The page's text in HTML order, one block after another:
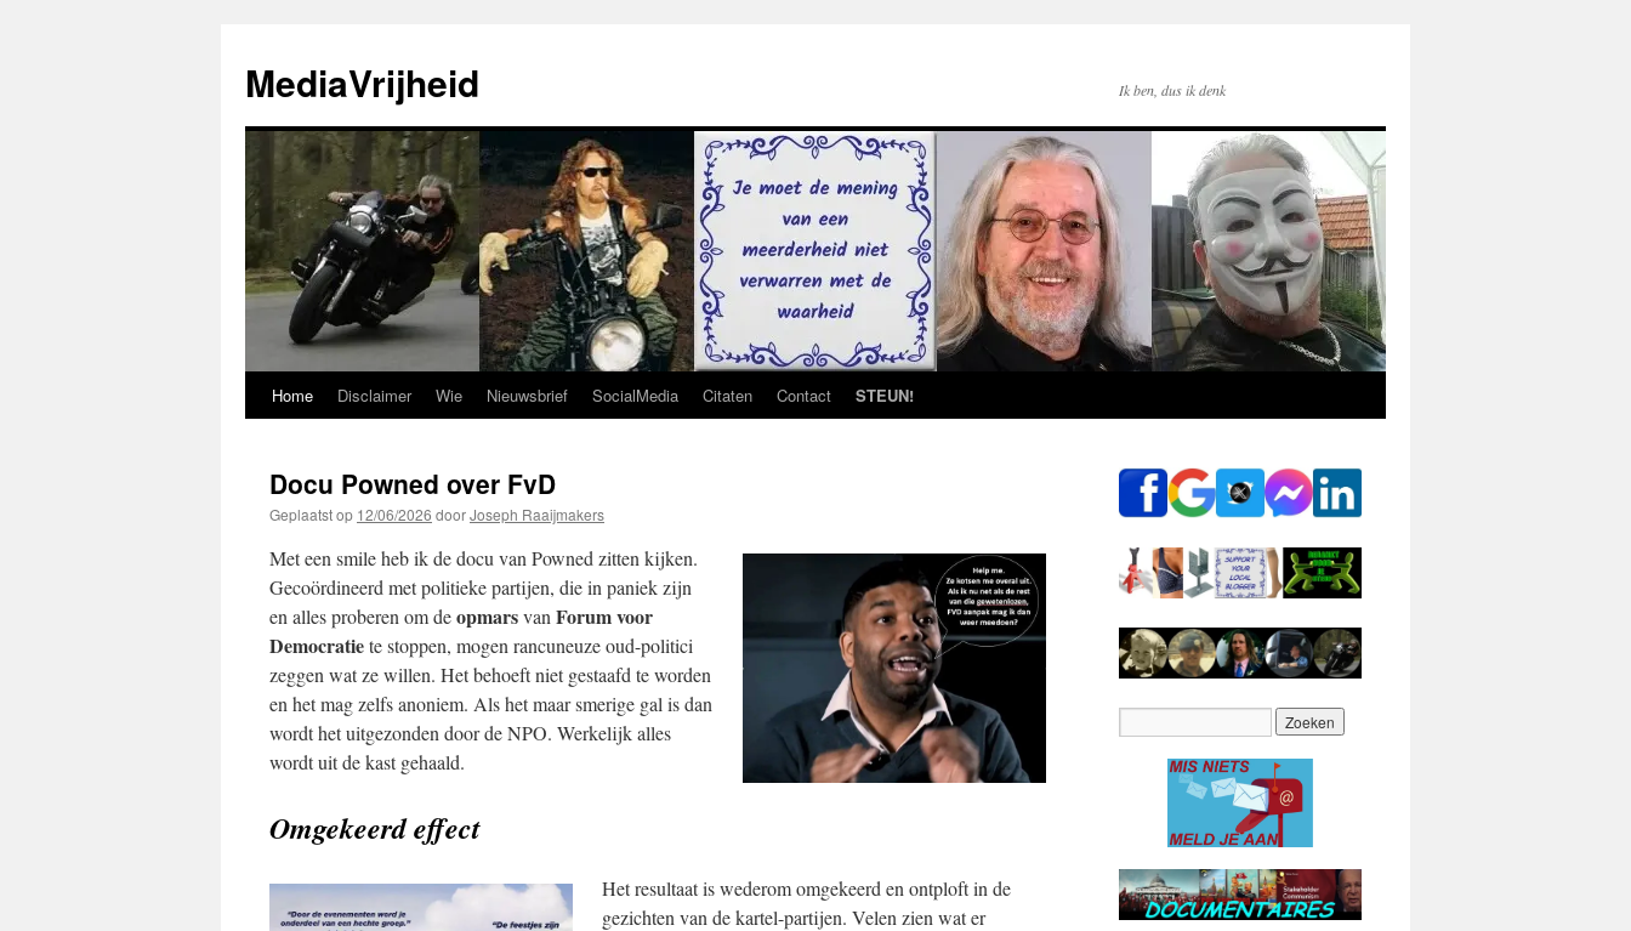
de
inhoud
MediaVrijheid Ik ben, dus ik denk
Home Disclaimer Wie Nieuwsbrief SocialMedia Citaten Contact STEUN!
Docu Powned over FvD
Geplaatst op 12/06/2026 doorJoseph Raaijmakers
Met een smile heb ik de docu van Powned zitten kijken.
Gecoördineerd met politieke partijen, die in paniek zijn
en alles proberen om deopmarsvan Forum voor
Democratiete stoppen, mogen rancuneuze oud-politici
zeggen wat ze willen. Het behoeft niet gestaafd te worden
en het mag zelfs anoniem. Als het maar smerige gal is dan
wordt het uitgezonden door de NPO. Werkelijk alles
wordt uit de kast gehaald.
Omgekeerd effect
Het resultaat is wederom omgekeerd en ontploft in de
gezichten van de kartel-partijen. Velen zien wat er